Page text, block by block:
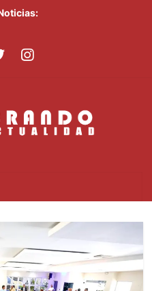
de ciudadanos que
de presentar logros que no
Messi, padre del astro
de vertedero en Cancino